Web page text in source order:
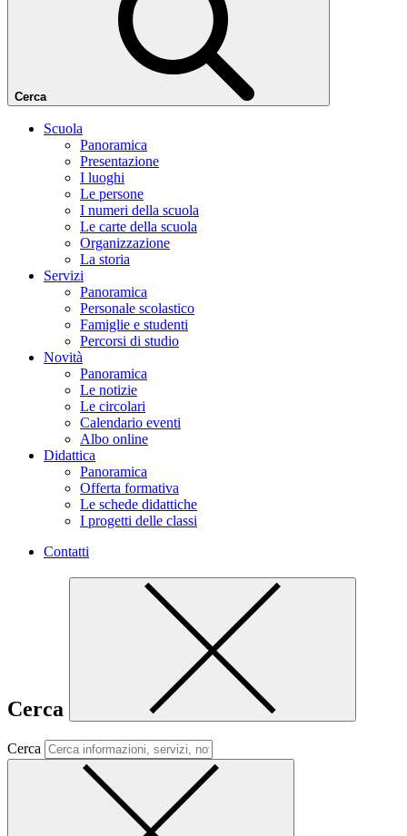
Cerca
Scuola
Panoramica
Presentazione
I luoghi
Le persone
I numeri della scuola
Le carte della scuola
Organizzazione
La storia
Servizi
Panoramica
Personale scolastico
Famiglie e studenti
Percorsi di studio
Novità
Panoramica
Le notizie
Le circolari
Calendario eventi
Albo online
Didattica
Panoramica
Offerta formativa
Le schede didattiche
I progetti delle classi
Contatti
Cerca
Cerca